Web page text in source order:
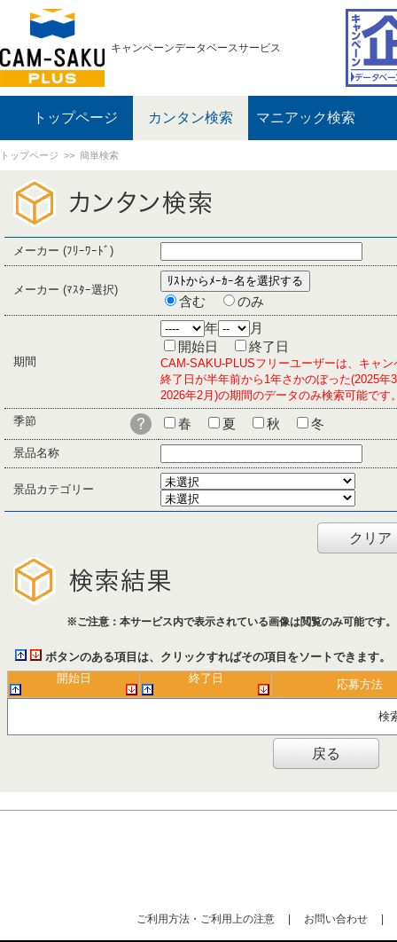
キャンペーンデータベースサービス
トップページ カンタン検索 マニアック検索
トップページ >> 簡単検索
メーカー (ﾌﾘｰﾜｰﾄﾞ)
メーカー (ﾏｽﾀｰ選択)
含む のみ
期間
年
月
開始日
終了日
CAM-SAKU-PLUSフリーユーザーは、キャン
終了日が半年前から1年さかのぼった(2025年
2026年2月)の期間のデータのみ検索可能です
季節
春 夏 秋 冬
景品名称
景品カテゴリー
クリア
※ご注意：本サービス内で表示されている画像は閲覧のみ可能です。
ボタンのある項目は、クリックすればその項目をソートできます。
開始日
終了日 応募方法
検
戻る
ご利用方法・ご利用上の注意 お問い合わせ